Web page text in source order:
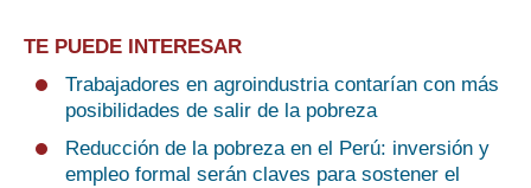
TE PUEDE INTERESAR
Trabajadores en agroindustria contarían con más
posibilidades de salir de la pobreza
Reducción de la pobreza en el Perú: inversión y
empleo formal serán claves para sostener el